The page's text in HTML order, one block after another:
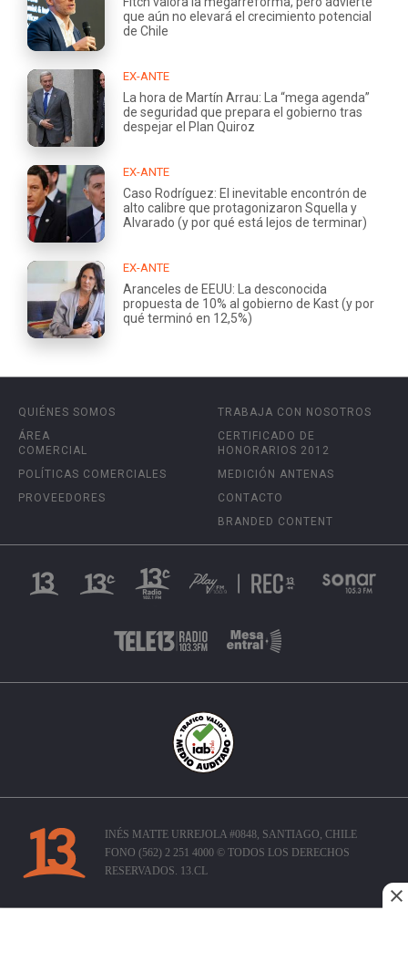
que aún no elevará el crecimiento potencial
de Chile
EX-ANTE
La hora de Martín Arrau: La “mega agenda”
de seguridad que prepara el gobierno tras
despejar el Plan Quiroz
EX-ANTE
Caso Rodríguez: El inevitable encontrón de
alto calibre que protagonizaron Squella y
Alvarado (y por qué está lejos de terminar)
EX-ANTE
Aranceles de EEUU: La desconocida
propuesta de 10% al gobierno de Kast (y por
qué terminó en 12,5%)
QUIÉNES SOMOS
ÁREA
COMERCIAL
POLÍTICAS COMERCIALES
PROVEEDORES
TRABAJA CON NOSOTROS
CERTIFICADO DE
HONORARIOS 2012
MEDICIÓN ANTENAS
CONTACTO
BRANDED CONTENT
INÉS MATTE URREJOLA #0848, SANTIAGO, CHILE
FONO (562) 2 251 4000 © TODOS LOS DERECHOS
RESERVADOS. 13.CL